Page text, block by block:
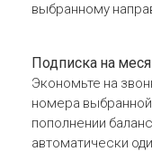
выбранному
Подписка на
Экономьте на
номера
пополнении
автоматически